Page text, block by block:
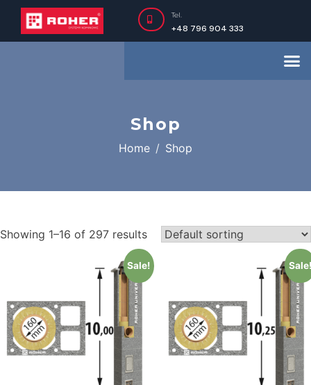
+48 796 904 333
Tel.
Shop
Home Shop
Showing 1–16 of 297 results
Sale!